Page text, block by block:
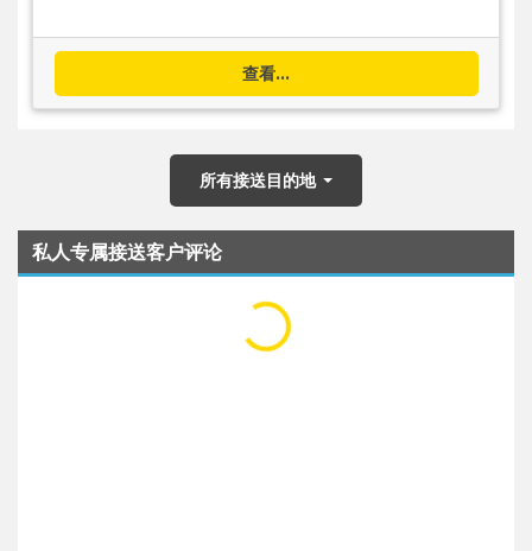
查看...
所有接送目的地
私人专属接送客户评论